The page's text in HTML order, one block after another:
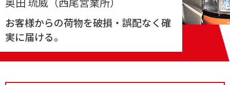
お客様からの荷物を破損・誤配なく確
実に届ける。